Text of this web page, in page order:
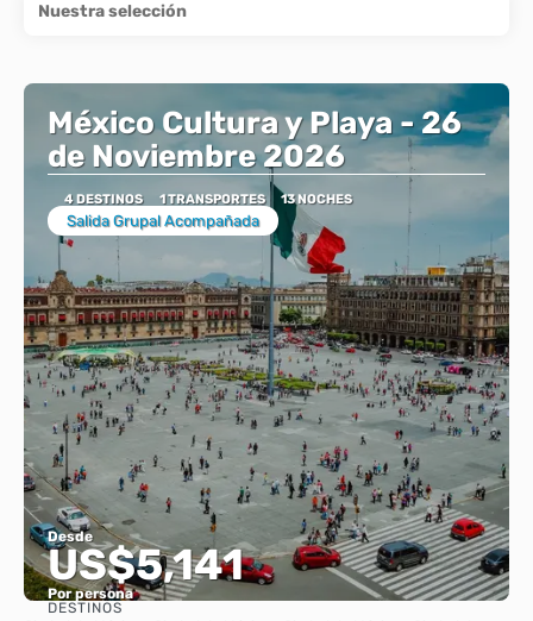
Nuestra selección
México Cultura y Playa - 26
de Noviembre 2026
4 DESTINOS 1 TRANSPORTES 13 NOCHES
Salida Grupal Acompañada
Desde
US$5,141
Por persona
DESTINOS